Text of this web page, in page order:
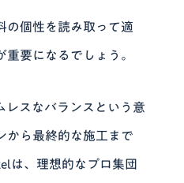
の個性を読み取って適
要になるでしょう。
レスなバランスという意
から最終的な施工まで
は、理想的なプロ集団